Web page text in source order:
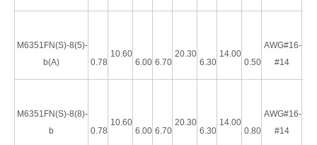
M6351FN(S)-8(5)-
b(A)
0.78
10.60
6.00 6.70
20.30
6.30
14.00
0.50
AWG#16-
#14
M6351FN(S)-8(8)-
b
0.78
10.60
6.00 6.70
20.30
6.30
14.00
0.80
AWG#16-
#14